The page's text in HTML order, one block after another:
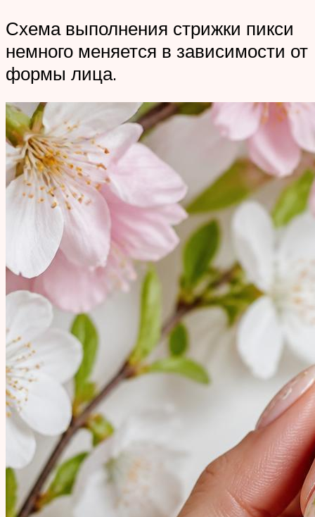
Схема выполнения стрижки пикси
немного меняется в зависимости от
формы лица.